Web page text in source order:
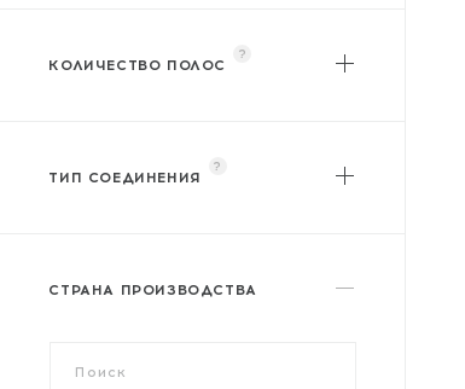
КОЛИЧЕСТВО ПОЛОС
?
Трехполосный
ТИП СОЕДИНЕНИЯ
?
СТРАНА ПРОИЗВОДСТВА